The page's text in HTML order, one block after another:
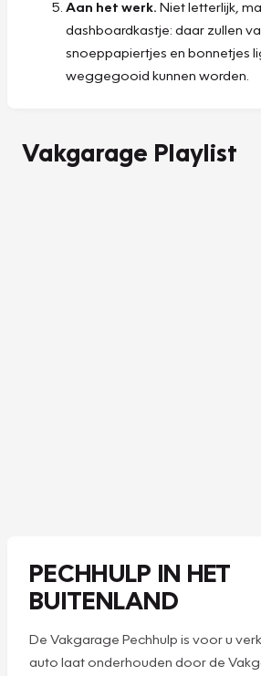
Aan het werk. Niet letterlijk,
dashboardkastje: daar zullen
snoeppapiertjes en bonnetjes
weggegooid kunnen worden.
Vakgarage Playlist
PECHHULP IN HET
BUITENLAND
De Vakgarage Pechhulp is voor u
auto laat onderhouden door de